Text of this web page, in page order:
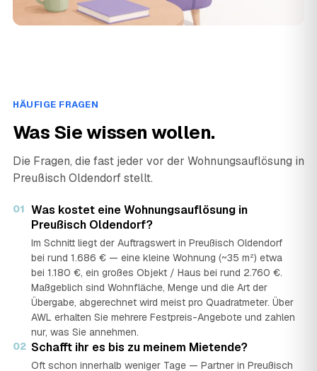
HÄUFIGE FRAGEN
Was Sie wissen wollen.
Die Fragen, die fast jeder vor der Wohnungsauflösung in
Preußisch Oldendorf stellt.
01 Was kostet eine Wohnungsauflösung in
Preußisch Oldendorf?
Im Schnitt liegt der Auftragswert in Preußisch Oldendorf
bei rund 1.686 € — eine kleine Wohnung (~35 m²) etwa
bei 1.180 €, ein großes Objekt / Haus bei rund 2.760 €.
Maßgeblich sind Wohnfläche, Menge und die Art der
Übergabe, abgerechnet wird meist pro Quadratmeter. Über
AWL erhalten Sie mehrere Festpreis-Angebote und zahlen
nur, was Sie annehmen.
02 Schafft ihr es bis zu meinem Mietende?
Oft schon innerhalb weniger Tage — Partner in Preußisch